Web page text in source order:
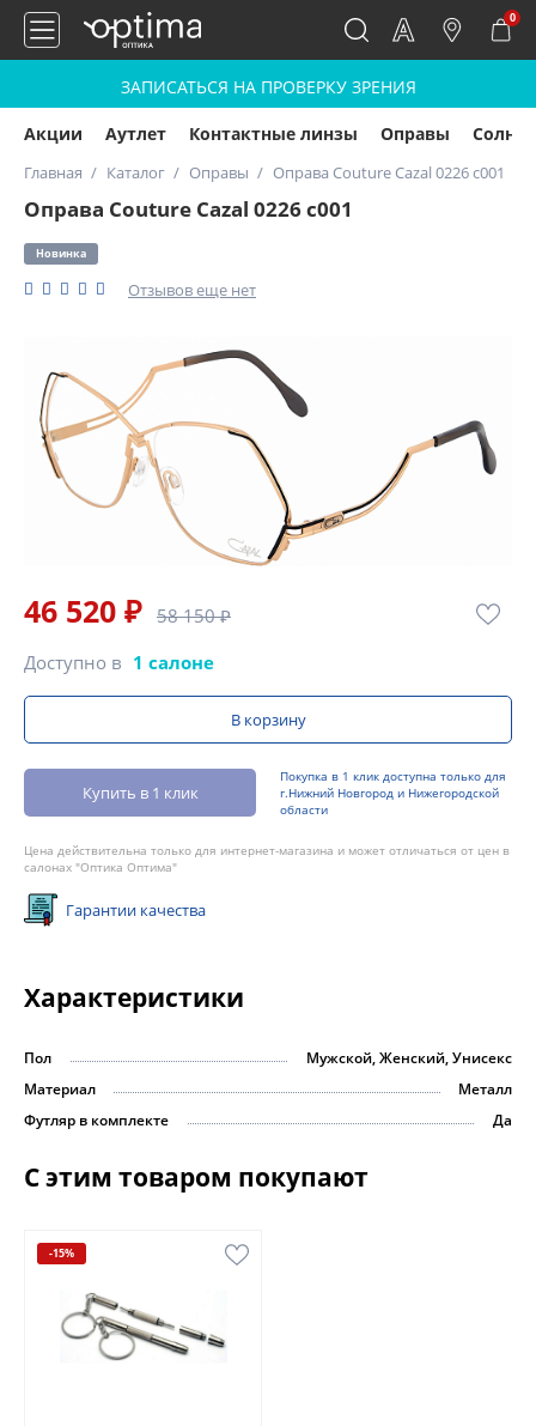
0
ЗАПИСАТЬСЯ НА ПРОВЕРКУ ЗРЕНИЯ
Акции Аутлет Контактные линзы Оправы
Главная Каталог Оправы Оправа Couture Cazal 0226 c001
Оправа Couture Cazal 0226 c001
Новинка
Отзывов еще нет
46 520 ₽ 58 150 ₽
Доступно в 1 салоне
В корзину
Купить в 1 клик
Покупка в 1 клик доступна только для
г.Нижний Новгород и Нижегородской
области
Цена действительна только для интернет-магазина и может отличаться от цен в
салонах "Оптика Оптима"
Гарантии качества
Характеристики
Пол
Мужской, Женский, Унисекс
Материал
Металл
Футляр в комплекте
Да
С этим товаром покупают
-15%